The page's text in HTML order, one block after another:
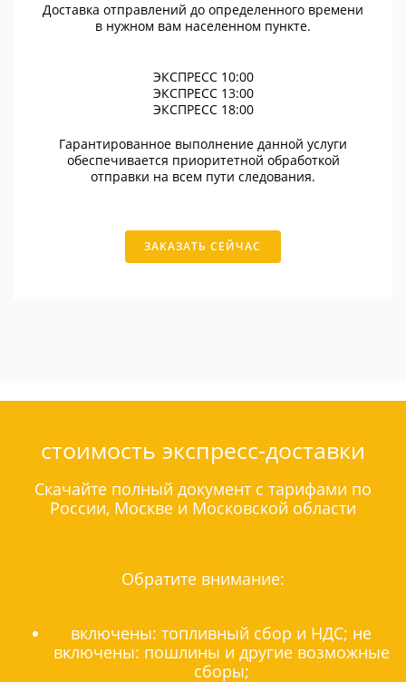
Доставка отправлений до определенного времени
в нужном вам населенном пункте.
ЭКСПРЕСС 10:00
ЭКСПРЕСС 13:00
ЭКСПРЕСС 18:00
Гарантированное выполнение данной услуги
обеспечивается приоритетной обработкой
отправки на всем пути следования.
ЗАКАЗАТЬ СЕЙЧАС
стоимость экспресс-доставки
Скачайте полный документ с тарифами по
России, Москве и Московской области
Обратите внимание:
включены: топливный сбор и НДС; не
включены: пошлины и другие возможные
сборы;